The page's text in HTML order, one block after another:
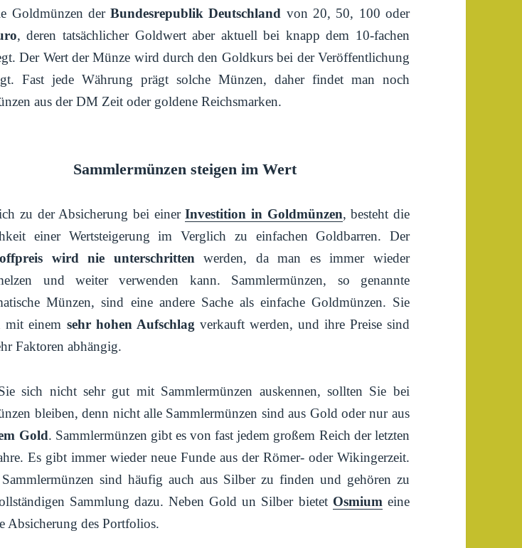
Goldmünzen derBundesrepublik Deutschland von 20, 50, 100 oder
, deren tatsächlicher Goldwert aber aktuell bei knapp dem 10-fachen
Der Wert der Münze wird durch den Goldkurs bei der Veröffentlichung
Fast jede Währung prägt solche Münzen, daher findet man noch
aus der DM Zeit oder goldene Reichsmarken.
Sammlermünzen steigen im Wert
zu der Absicherung bei einerInvestition in Goldmünzen, besteht die
einer Wertsteigerung im Verglich zu einfachen Goldbarren. Der
wird nie unterschritten werden, da man es immer wieder
und weiter verwenden kann. Sammlermünzen, so genannte
Münzen, sind eine andere Sache als einfache Goldmünzen. Sie
mit einem sehr hohen Aufschlag verkauft werden, und ihre Preise sind
Faktoren abhängig.
sich nicht sehr gut mit Sammlermünzen auskennen, sollten Sie bei
bleiben, denn nicht alle Sammlermünzen sind aus Gold oder nur aus
Gold. Sammlermünzen gibt es von fast jedem großem Reich der letzten
Es gibt immer wieder neue Funde aus der Römer- oder Wikingerzeit.
sind häufig auch aus Silber zu finden und gehören zu
Sammlung dazu. Neben Gold un Silber bietet Osmium eine
Absicherung des Portfolios.